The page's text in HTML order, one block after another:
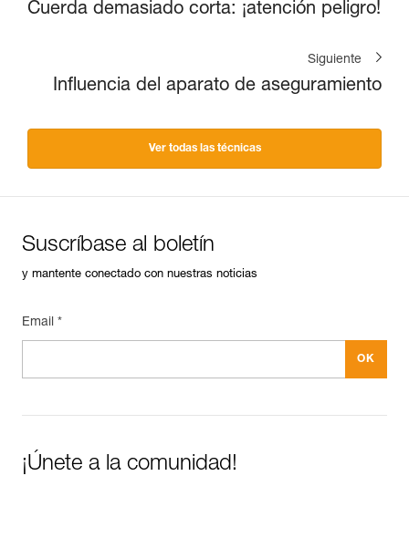
Cuerda demasiado corta: ¡atención peligro!
Siguiente
Influencia del aparato de aseguramiento
Ver todas las técnicas
Suscríbase al boletín
y mantente conectado con nuestras noticias
Email *
¡Únete a la comunidad!